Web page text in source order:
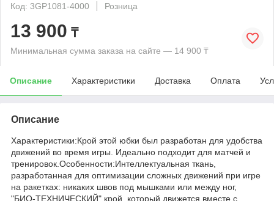
Код: 3GP1081-4000
Розница
13 900 ₸
Минимальная сумма заказа на сайте — 14 900 ₸
Описание Характеристики Доставка Оплата
Описание
Характеристики:Крой этой юбки был разработан для удобства
движений во время игры. Идеально подходит для матчей и
тренировок.Особенности:Интеллектуальная ткань,
разработанная для оптимизации сложных движений при игре
на ракетках: никаких швов под мышками или между ног,
"БИО-ТЕХНИЧЕСКИЙ" крой, который движется вместе с